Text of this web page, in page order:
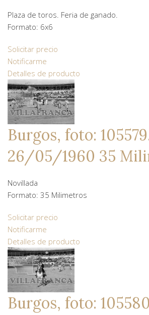
Plaza de toros. Feria de ganado.
Formato: 6x6
Solicitar precio
Notificarme
Detalles de producto
Burgos, foto:
26/05/1960 35
Novillada
Formato: 35 Milimetros
Solicitar precio
Notificarme
Detalles de producto
Burgos, foto: